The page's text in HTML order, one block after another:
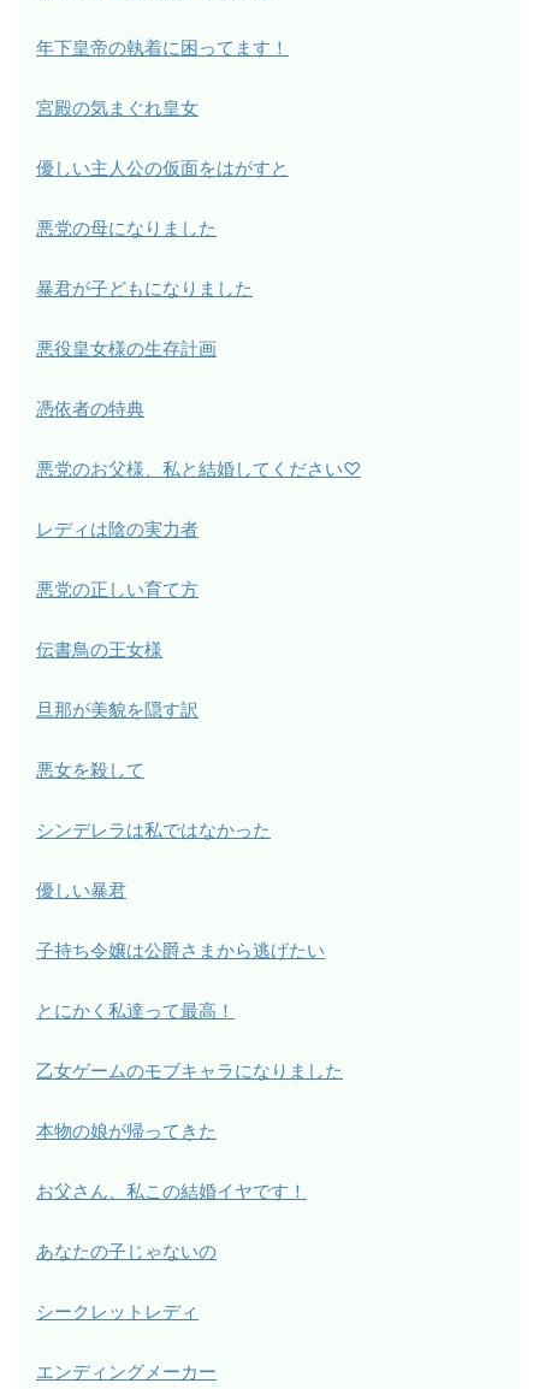
年下皇帝の執着に困ってます！
宮殿の気まぐれ皇女
優しい主人公の仮面をはがすと
悪党の母になりました
暴君が子どもになりました
悪役皇女様の生存計画
憑依者の特典
悪党のお父様、私と結婚してください♡
レディは陰の実力者
悪党の正しい育て方
伝書鳥の王女様
旦那が美貌を隠す訳
悪女を殺して
シンデレラは私ではなかった
優しい暴君
子持ち令嬢は公爵さまから逃げたい
とにかく私達って最高！
乙女ゲームのモブキャラになりました
本物の娘が帰ってきた
お父さん、私この結婚イヤです！
あなたの子じゃないの
シークレットレディ
エンディングメーカー